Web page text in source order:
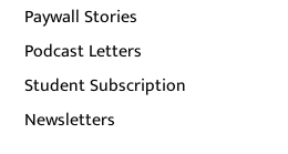
Paywall Stories
Podcast Letters
Student Subscription
Newsletters